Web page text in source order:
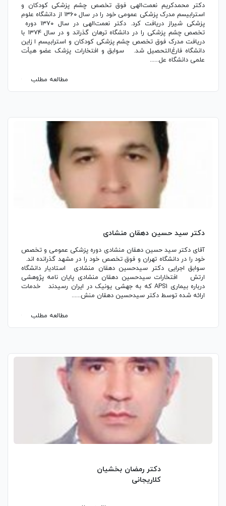
دکتر محمدکریم نعمت‌الهی فوق تخصص چشم پزشکی کودکان و
استرابیسم مدرک پزشکی عمومی خود را در سال ۱۳۶۰ از دانشگاه علوم
پزشکی شیراز دریافت کرد. دکتر نعمت‌الهی در سال ۱۳۷۰ دوره
تخصص چشم پزشکی را در دانشگاه ترهان گذراند و در سال ۱۳۷۴ با
دریافت مدرک فوق تخصص چشم پزشکی کودکان و استرابیسم ا زاین
دانشگاه فارغ‌التحصیل شد. سوابق و افتخارات پزشک عضو هیأت
علمی دانشگاه عل......
مطالعه مطلب
دکتر سید حسین دهقان منشادی
آقای دکتر سید حسین دهقان منشادی دوره پزشکی عمومی و تخصص
خود را در دانشگاه تهران و فوق تخصص خود را در مشهد گذرانده اند.
سوابق اجرایی دکتر سیدحسین دهقان منشادی استادیار دانشگاه
ارتش افتخارات سیدحسین دهقان منشادی پایان نامه پژوهشی
درباره بیماری APS1 که به جهشی یونیک در ایران رسیدند خدمات
ارائه شده توسط دکتر سیدحسین دهقان منش......
مطالعه مطلب
دکتر رمضان بخشیان
کلاریجانی